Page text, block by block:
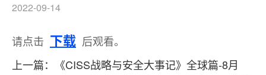
2022-09-14
请点击 下载 后观看。
上一篇：《CISS战略与安全大事记》全球篇-8月